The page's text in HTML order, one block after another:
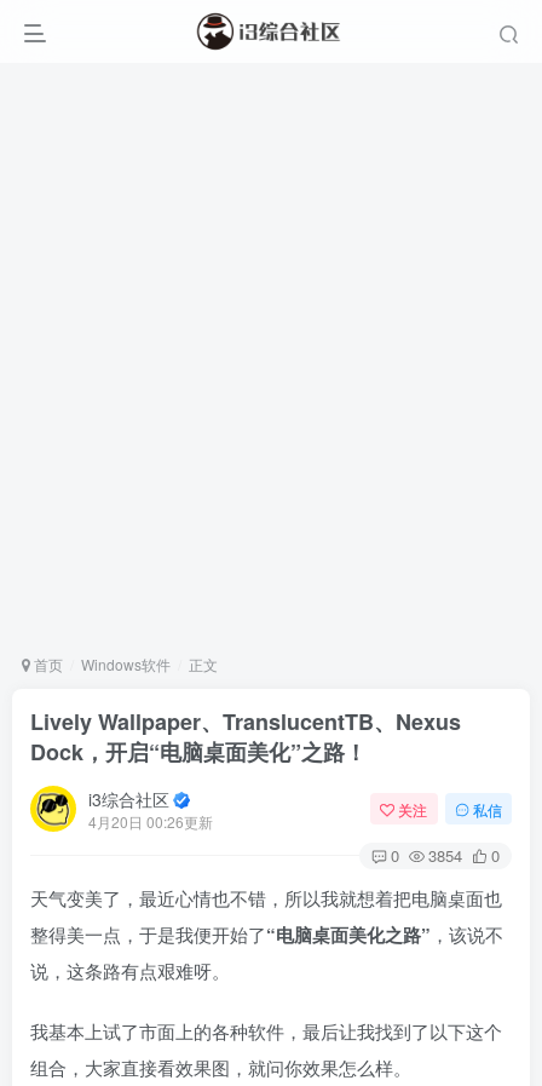
首页 Windows软件 正文
Lively Wallpaper、TranslucentTB、Nexus
Dock，开启“电脑桌面美化”之路！
i3综合社区
4月20日 00:26更新
关注 私信
0 3854 0
天气变美了，最近心情也不错，所以我就想着把电脑桌面也
整得美一点，于是我便开始了“电脑桌面美化之路” ，该说不
说，这条路有点艰难呀。
我基本上试了市面上的各种软件，最后让我找到了以下这个
组合，大家直接看效果图，就问你效果怎么样。